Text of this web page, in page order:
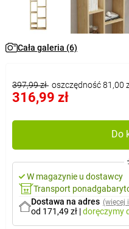
Cała galeria (6)
397,99 zł oszczędność 81,00
316,99 zł
Do
W magazynie u dostawcy
Transport
Dostawa na adres (więcej
od 171,49 zł |doręczymy